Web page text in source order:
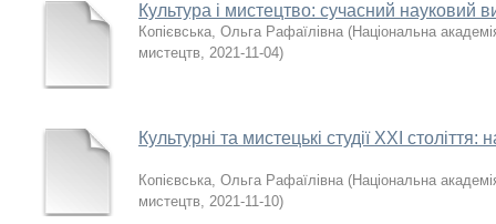
Культура і мистецтво: сучасний науковий
Копієвська, Ольга Рафаїлівна (Національна
мистецтв, 2021-11-04)
Культурні та мистецькі студії ХХІ
Копієвська, Ольга Рафаїлівна (Національна
мистецтв, 2021-11-10)